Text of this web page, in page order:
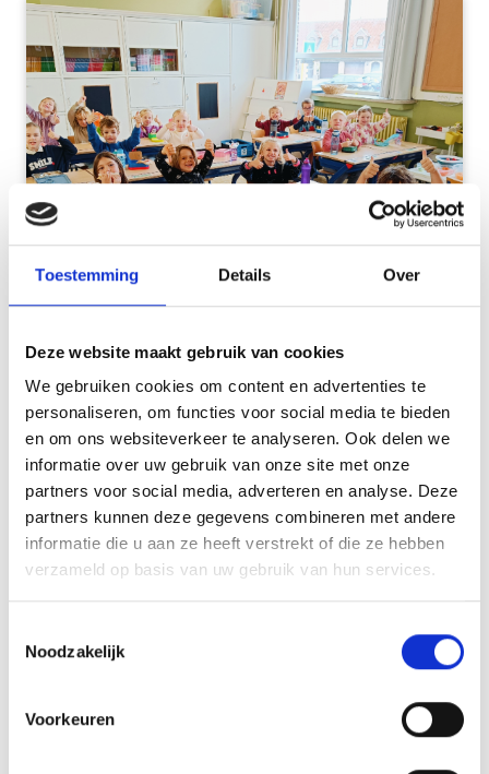
Toestemming Details Over
Deze website maakt gebruik van cookies
We gebruiken cookies om content en advertenties te
personaliseren, om functies voor social media te bieden
en om ons websiteverkeer te analyseren. Ook delen we
informatie over uw gebruik van onze site met onze
partners voor social media, adverteren en analyse. Deze
partners kunnen deze gegevens combineren met andere
informatie die u aan ze heeft verstrekt of die ze hebben
verzameld op basis van uw gebruik van hun services.
Noodzakelijk
Voorkeuren
filter ALBUM BEKIJKEN
26 september 2025
gezonde lunch